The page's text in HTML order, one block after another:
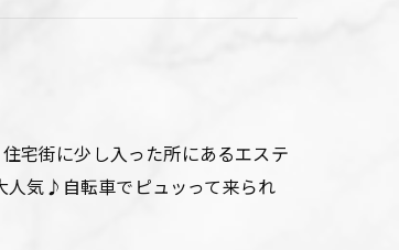
宅街に少し入った所にあるエステ
人気♪自転車でピュッって来られ